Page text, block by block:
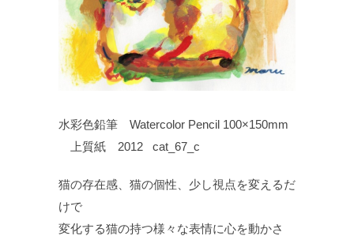
水彩色鉛筆 Watercolor Pencil 100×150mm
上質紙 2012 cat_67_c
猫の存在感、猫の個性、少し視点を変えるだ
けで
変化する猫の持つ様々な表情に心を動かさ